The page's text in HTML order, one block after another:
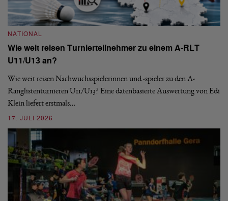
NATIONAL
Wie weit reisen Turnierteilnehmer zu einem A-RLT
U11/U13 an?
Wie weit reisen Nachwuchsspielerinnen und -spieler zu den A-
Ranglistenturnieren U11/U13? Eine datenbasierte Auswertung von Edi
Klein liefert erstmals…
17. JULI 2026